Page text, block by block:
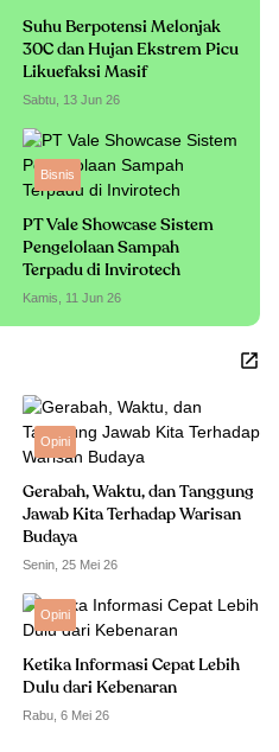
Suhu Berpotensi Melonjak
30C dan Hujan Ekstrem Picu
Likuefaksi Masif
Sabtu, 13 Jun 26
Bisnis
PT Vale Showcase Sistem
Pengelolaan Sampah
Terpadu di Invirotech
Kamis, 11 Jun 26
Opini
Gerabah, Waktu, dan Tanggung
Jawab Kita Terhadap Warisan
Budaya
Senin, 25 Mei 26
Opini
Ketika Informasi Cepat Lebih
Dulu dari Kebenaran
Rabu, 6 Mei 26